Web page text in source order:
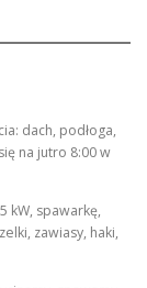
dach, podłoga,
na jutro 8:00 w
kW, spawarkę,
zawiasy, haki,